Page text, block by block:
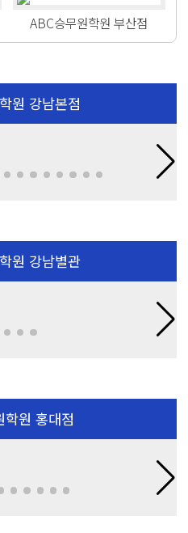
ABC승무원학원 부산점
원 강남본점
원 강남별관
학원 홍대점